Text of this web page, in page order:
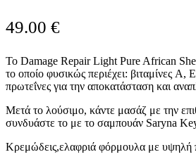
49.00 €
Το Damage Repair Light Pure African
το οποίο φυσικώς περιέχει: βιταμίνες
πρωτεΐνες για την αποκατάσταση και
Μετά το λούσιμο, κάντε μασάζ με την
συνδυάστε το με το σαμπουάν Saryna
Κρεμώδεις,ελαφριά φόρμουλα με υψηλή